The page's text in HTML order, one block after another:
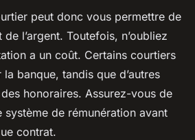
peut donc vous permettre de
l’argent. Toutefois, n’oubliez
a un coût. Certains courtiers
banque, tandis que d’autres
honoraires. Assurez-vous de
de rémunération avant
contrat.